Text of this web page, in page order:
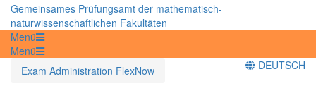
Gemeinsames Prüfungsamt der mathematisch-
naturwissenschaftlichen Fakultäten
Menü
Menü
Exam Administration FlexNow
DEUTSCH